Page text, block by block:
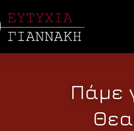
Πάμε